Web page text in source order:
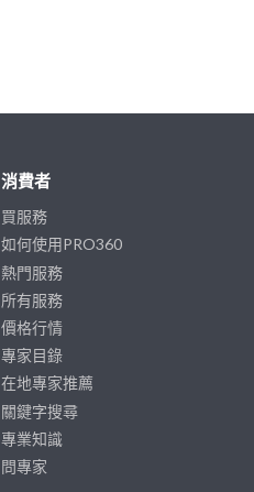
消費者
買服務
如何使用PRO360
熱門服務
所有服務
價格行情
專家目錄
在地專家推薦
關鍵字搜尋
專業知識
問專家